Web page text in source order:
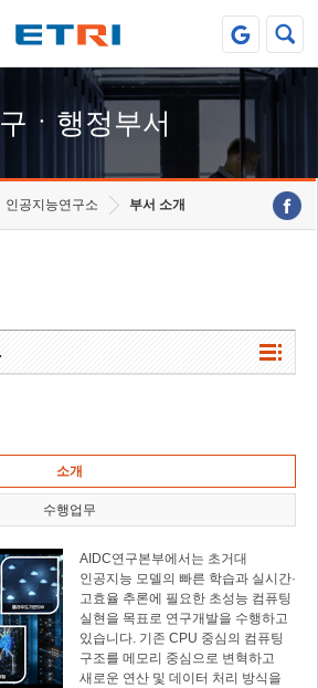
ㆍ행정부서
인공지능연구소 부서 소개
소개
수행업무
AIDC연구본부에서는 초거대
인공지능 모델의 빠른 학습과 실시간·
고효율 추론에 필요한 초성능 컴퓨팅
실현을 목표로 연구개발을 수행하고
있습니다. 기존 CPU 중심의 컴퓨팅
구조를 메모리 중심으로 변혁하고
새로운 연산 및 데이터 처리 방식을